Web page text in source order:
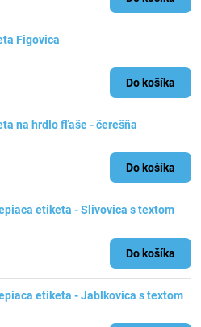
Figovica
Do košíka
na hrdlo fľaše - čerešňa
Do košíka
etiketa - Slivovica s textom
Do košíka
etiketa - Jablkovica s textom